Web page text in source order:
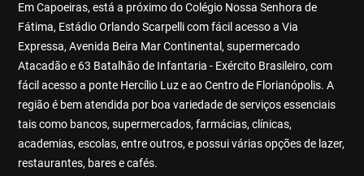
Em Capoeiras, está a próximo do Colégio Nossa Senhora de
Fátima, Estádio Orlando Scarpelli com fácil acesso a Via
Expressa, Avenida Beira Mar Continental, supermercado
Atacadão e 63 Batalhão de Infantaria - Exército Brasileiro, com
fácil acesso a ponte Hercílio Luz e ao Centro de Florianópolis. A
região é bem atendida por boa variedade de serviços essenciais
tais como bancos, supermercados, farmácias, clínicas,
academias, escolas, entre outros, e possui várias opções de lazer,
restaurantes, bares e cafés.